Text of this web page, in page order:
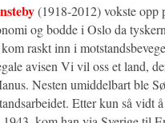
(1918-2012) vokste opp
og bodde i Oslo da
raskt inn i
avisen Vi vil oss et land,
Nesten umiddelbart ble
Etter kun så vidt